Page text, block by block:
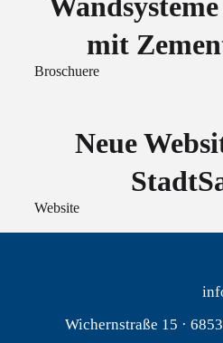
mit
Broschuere
Neue
Website
Wichernstraße 15 ·